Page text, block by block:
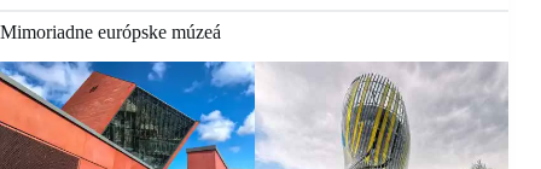
Mimoriadne európske múzeá